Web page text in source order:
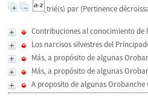
trié(s) par (Pertinence
Contribuciones al conocimiento
Los narcisos silvestres del
Más, a propósito de algunas
Más, a propósito de algunas
A proposito de algunas Orobanche